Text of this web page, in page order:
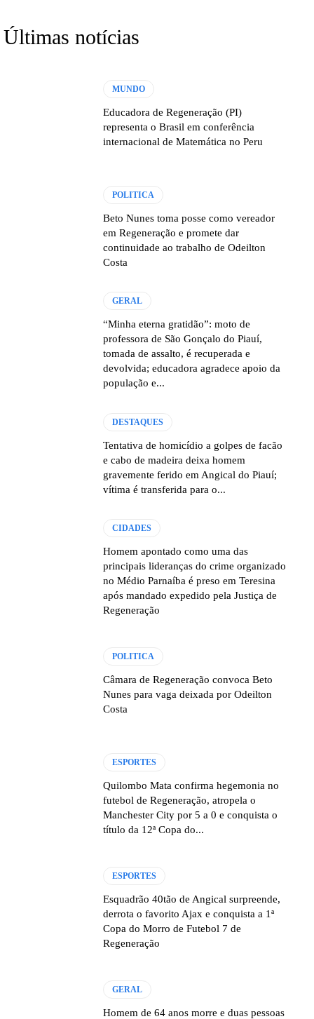
Últimas notícias
MUNDO
Educadora de Regeneração (PI)
representa o Brasil em conferência
internacional de Matemática no Peru
POLITICA
Beto Nunes toma posse como vereador
em Regeneração e promete dar
continuidade ao trabalho de Odeilton
Costa
GERAL
“Minha eterna gratidão”: moto de
professora de São Gonçalo do Piauí,
tomada de assalto, é recuperada e
devolvida; educadora agradece apoio da
população e...
DESTAQUES
Tentativa de homicídio a golpes de facão
e cabo de madeira deixa homem
gravemente ferido em Angical do Piauí;
vítima é transferida para o...
CIDADES
Homem apontado como uma das
principais lideranças do crime organizado
no Médio Parnaíba é preso em Teresina
após mandado expedido pela Justiça de
Regeneração
POLITICA
Câmara de Regeneração convoca Beto
Nunes para vaga deixada por Odeilton
Costa
ESPORTES
Quilombo Mata confirma hegemonia no
futebol de Regeneração, atropela o
Manchester City por 5 a 0 e conquista o
título da 12ª Copa do...
ESPORTES
Esquadrão 40tão de Angical surpreende,
derrota o favorito Ajax e conquista a 1ª
Copa do Morro de Futebol 7 de
Regeneração
GERAL
Homem de 64 anos morre e duas pessoas